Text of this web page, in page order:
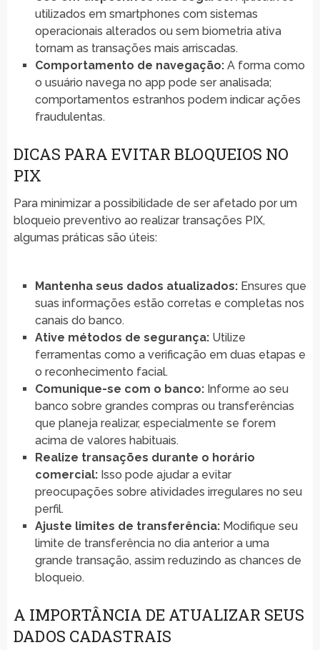
utilizados em smartphones com sistemas
operacionais alterados ou sem biometria ativa
tornam as transações mais arriscadas.
Comportamento de navegação:A forma como
o usuário navega no app pode ser analisada;
comportamentos estranhos podem indicar ações
fraudulentas.
DICAS PARA EVITAR BLOQUEIOS NO
PIX
Para minimizar a possibilidade de ser afetado por um
bloqueio preventivo ao realizar transações PIX,
algumas práticas são úteis:
Mantenha seus dados atualizados:Ensures que
suas informações estão corretas e completas nos
canais do banco.
Ative métodos de segurança:Utilize
ferramentas como a verificação em duas etapas e
o reconhecimento facial.
Comunique-se com o banco:Informe ao seu
banco sobre grandes compras ou transferências
que planeja realizar, especialmente se forem
acima de valores habituais.
Realize transações durante o horário
comercial:Isso pode ajudar a evitar
preocupações sobre atividades irregulares no seu
perfil.
Ajuste limites de transferência:Modifique seu
limite de transferência no dia anterior a uma
grande transação, assim reduzindo as chances de
bloqueio.
A IMPORTÂNCIA DE ATUALIZAR SEUS
DADOS CADASTRAIS